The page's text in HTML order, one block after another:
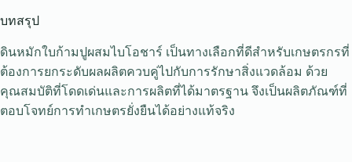
บทสรุป
ดินหมักใบก้ามปูผสมไบโอชาร์ เป็นทางเลือกที่ดีสำหรับเกษตรกรที่
ต้องการยกระดับผลผลิตควบคู่ไปกับการรักษาสิ่งแวดล้อม ด้วย
คุณสมบัติที่โดดเด่นและการผลิตที่ได้มาตรฐาน จึงเป็นผลิตภัณฑ์ที่
ตอบโจทย์การทำเกษตรยั่งยืนได้อย่างแท้จริง